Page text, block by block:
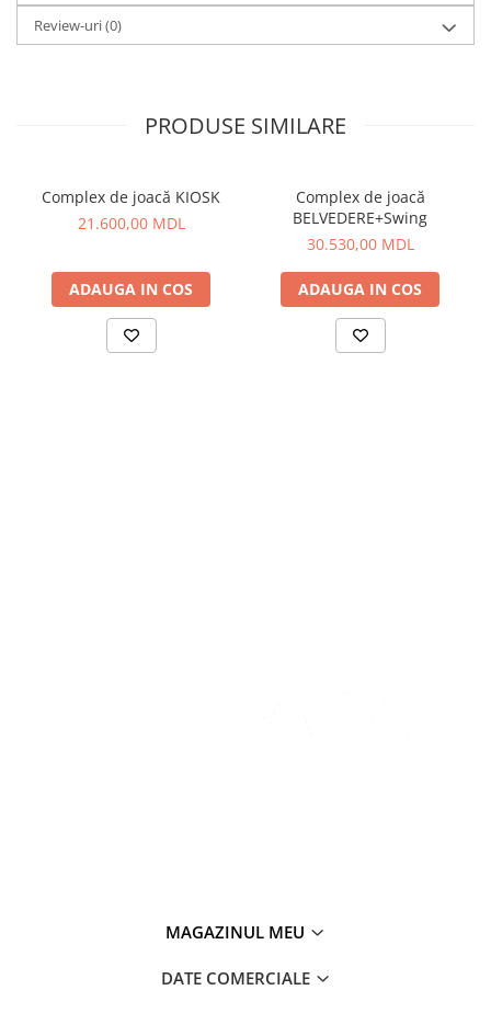
Review-uri(0)
PRODUSE SIMILARE
Complex de joacă KIOSK
21.600,00 MDL
ADAUGA IN COS
Complex de joacă
BELVEDERE+Swing
30.530,00 MDL
ADAUGA IN COS
MAGAZINUL MEU
DATE COMERCIALE